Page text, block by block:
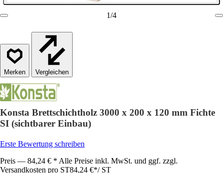
1/4
Vergleichen
Konsta Brettschichtholz 3000 x 200 x 120 mm Fichte
SI (sichtbarer Einbau)
Erste Bewertung schreiben
Preis — 84,24 € * Alle Preise inkl. MwSt. und ggf. zzgl.
Versandkosten pro ST84,24 €*/ ST